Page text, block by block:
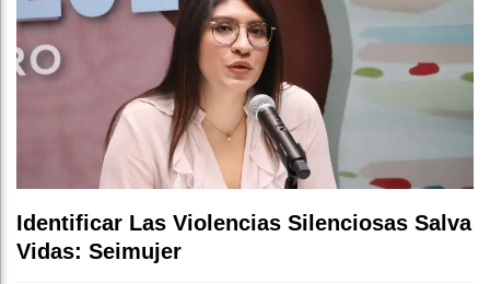
Identificar Las Violencias Silenciosas Salva
Vidas: Seimujer